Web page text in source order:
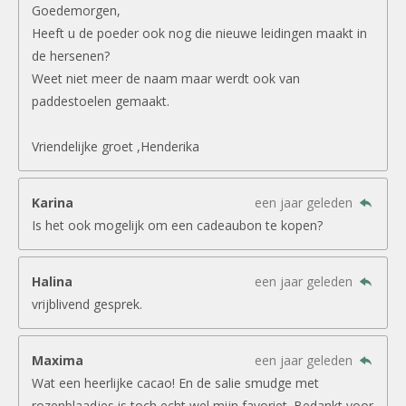
Goedemorgen,
Heeft u de poeder ook nog die nieuwe leidingen maakt in
de hersenen?
Weet niet meer de naam maar werdt ook van
paddestoelen gemaakt.
Vriendelijke groet ,Henderika
Karina
een jaar geleden
Is het ook mogelijk om een cadeaubon te kopen?
Halina
een jaar geleden
vrijblivend gesprek.
Maxima
een jaar geleden
Wat een heerlijke cacao! En de salie smudge met